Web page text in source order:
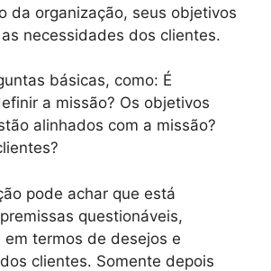
da organização, seus objetivos
necessidades dos clientes.
básicas, como: É
a missão? Os objetivos
alinhados com a missão?
pode achar que está
questionáveis,
em termos de desejos e
clientes. Somente depois